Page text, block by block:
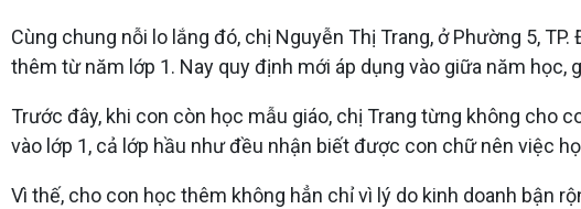
Cùng chung nỗi lo lắng đó, chị Nguyễn Thị Trang, ở Phường 5,
thêm từ năm lớp 1. Nay quy định mới áp dụng vào giữa năm
Trước đây, khi con còn học mẫu giáo, chị Trang từng không cho
vào lớp 1, cả lớp hầu như đều nhận biết được con chữ nên việc
Vì thế, cho con học thêm không hẳn chỉ vì lý do kinh doanh bận